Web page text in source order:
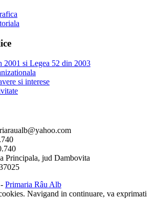
2001 si Legea 52 din 2003
si interese
Principala, jud Dambovita
Primaria Râu Alb
Navigand in continuare, va exprimati